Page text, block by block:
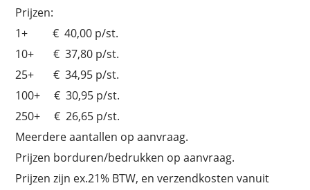
Prijzen:
1+ € 40,00 p/st.
10+ € 37,80 p/st.
25+ € 34,95 p/st.
100+ € 30,95 p/st.
250+ € 26,65 p/st.
Meerdere aantallen op aanvraag.
Prijzen borduren/bedrukken op aanvraag.
Prijzen zijn ex.21% BTW, en verzendkosten vanuit